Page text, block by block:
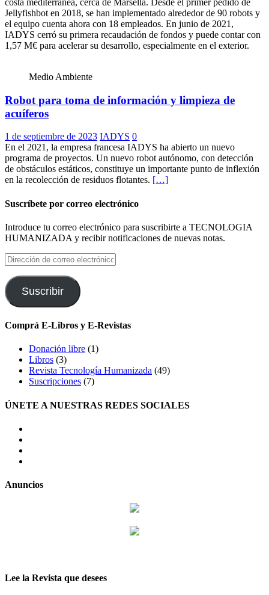
Jellyfishbot en 2018, se han implementado alrededor de 90 robots y
el equipo cuenta ahora con 18 empleados. En junio de 2021,
IADYS cerró su primera recaudación de fondos y puede contar con
1,57 M€ para acelerar su desarrollo, especialmente en el exterior.
Medio Ambiente
Robot para toma de información y limpieza de
acuíferos
1 de septiembre de 2023 IADYS 0
En el 2021, la empresa francesa IADYS ha abierto un nuevo
programa de proyectos. Un nuevo robot autónomo, con detección
de obstáculos estáticos, constituye un importante punto de inflexión
en la recolección de residuos flotantes. […]
Suscríbete por correo electrónico
Introduce tu correo electrónico para suscribirte a TECNOLOGIA
HUMANIZADA y recibir notificaciones de nuevas notas.
Dirección
de
correo
electrónico
Suscribir
Comprá E-Libros y E-Revistas
Donación libre (1)
Libros (3)
Revista Tecnología Humanizada (49)
Suscripciones (7)
ÚNETE A NUESTRAS REDES SOCIALES
Anuncios
Lee la Revista que desees